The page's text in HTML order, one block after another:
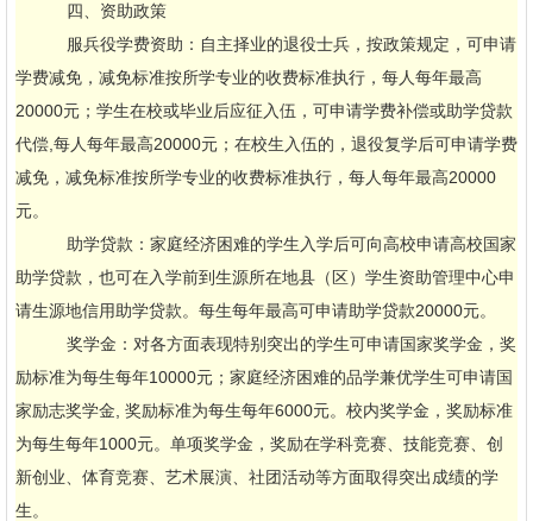
四、资助政策
服兵役学费资助：自主择业的退役士兵，按政策规定，可申请
学费减免，减免标准按所学专业的收费标准执行，每人每年最高
20000元；学生在校或毕业后应征入伍，可申请学费补偿或助学贷款
代偿,每人每年最高20000元；在校生入伍的，退役复学后可申请学费
减免，减免标准按所学专业的收费标准执行，每人每年最高20000
元。
助学贷款：家庭经济困难的学生入学后可向高校申请高校国家
助学贷款，也可在入学前到生源所在地县（区）学生资助管理中心申
请生源地信用助学贷款。每生每年最高可申请助学贷款20000元。
奖学金：对各方面表现特别突出的学生可申请国家奖学金，奖
励标准为每生每年10000元；家庭经济困难的品学兼优学生可申请国
家励志奖学金, 奖励标准为每生每年6000元。校内奖学金，奖励标准
为每生每年1000元。单项奖学金，奖励在学科竞赛、技能竞赛、创
新创业、体育竞赛、艺术展演、社团活动等方面取得突出成绩的学
生。